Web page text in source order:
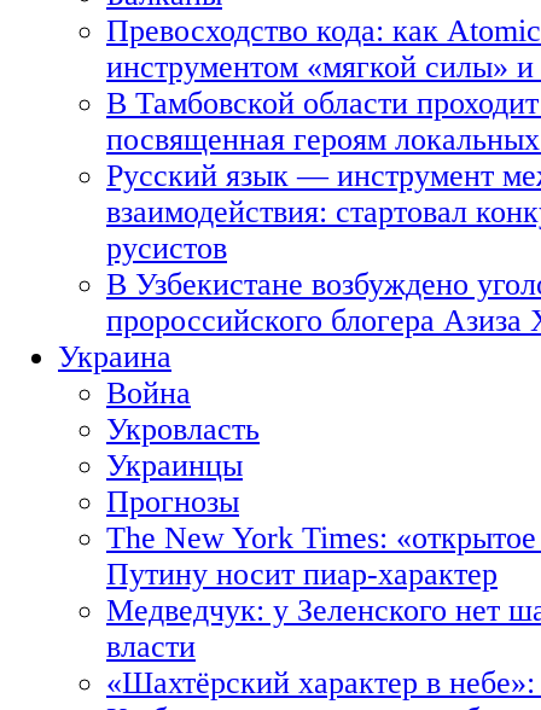
Превосходство кода: как
инструментом «мягкой силы» и
В Тамбовской области
посвященная героям
Русский язык — инструмент
взаимодействия: стартовал
русистов
В Узбекистане возбуждено
пророссийского блогера Азиза
Украина
Война
Укровласть
Украинцы
Прогнозы
The New York Times:
Путину носит пиар-характер
Медведчук: у Зеленского нет
власти
«Шахтёрский характер в